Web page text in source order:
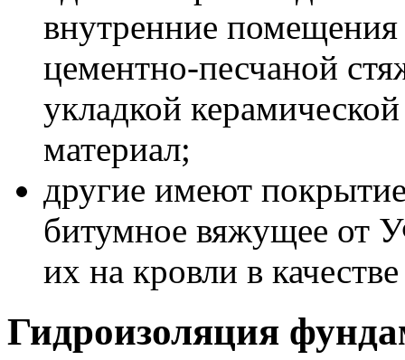
внутренние
цементно-песчаной
укладкой
материал;
другие имеют
битумное вяжущее от
их на кровли в
Гидроизоляция